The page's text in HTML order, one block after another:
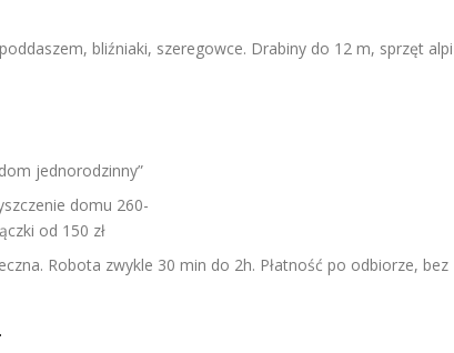
bliźniaki, szeregowce. Drabiny do 12 m, sprzęt alpi
jednorodzinny”
domu 260-
od 150 zł
Robota zwykle 30 min do 2h. Płatność po odbiorze, bez